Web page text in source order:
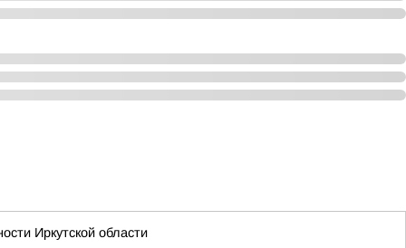
Иркутской области